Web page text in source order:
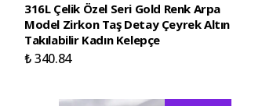
316L Çelik Özel Seri Gold Renk Arpa
Model Zirkon Taş Detay Çeyrek Altın
Takılabilir Kadın Kelepçe
₺ 340.84